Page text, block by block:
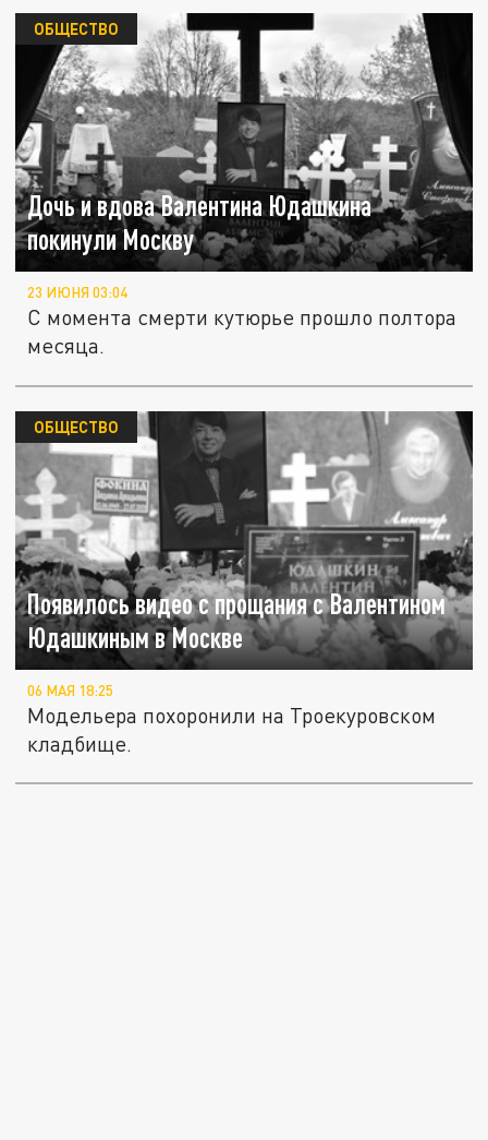
Дочь и вдова Валентина Юдашкина
покинули Москву
ОБЩЕСТВО
23 ИЮНЯ 03:04
С момента смерти кутюрье прошло полтора
месяца.
Появилось видео с прощания с Валентином
Юдашкиным в Москве
ОБЩЕСТВО
06 МАЯ 18:25
Модельера похоронили на Троекуровском
кладбище.